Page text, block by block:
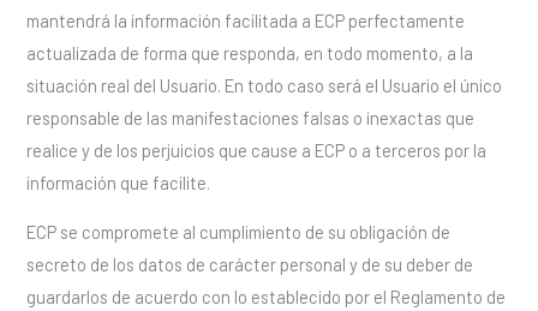
mantendrá la información facilitada a ECP perfectamente
actualizada de forma que responda, en todo momento, a la
situación real del Usuario. En todo caso será el Usuario el único
responsable de las manifestaciones falsas o inexactas que
realice y de los perjuicios que cause a ECP o a terceros por la
información que facilite.
ECP se compromete al cumplimiento de su obligación de
secreto de los datos de carácter personal y de su deber de
guardarlos de acuerdo con lo establecido por el Reglamento de